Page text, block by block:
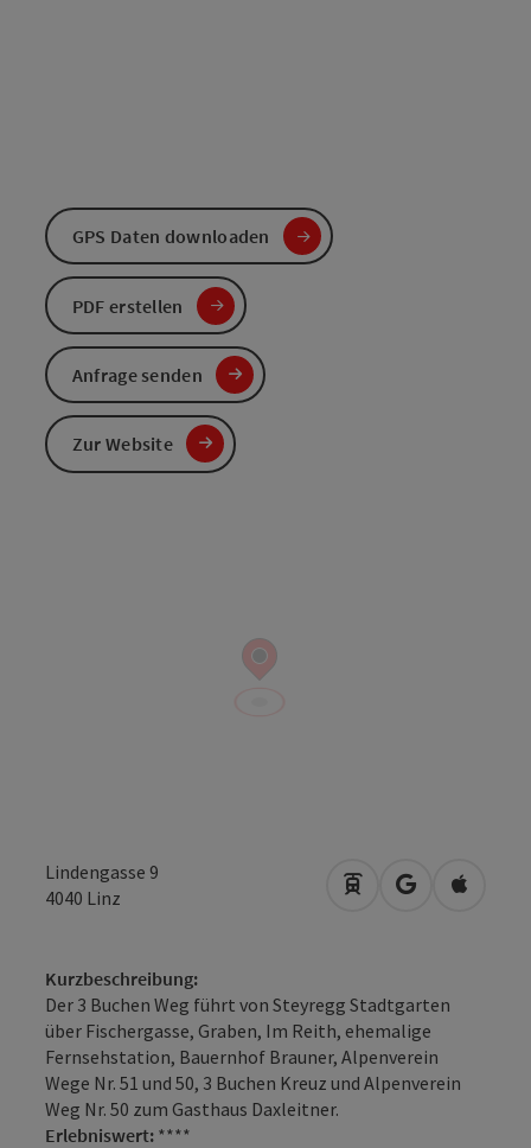
Lindengasse 9
4040 Linz Anreise mit
in Google
in
Kurzbeschreibung:
Der 3 Buchen Weg führt von Steyregg Stadtgarten
über Fischergasse, Graben, Im Reith, ehemalige
Fernsehstation, Bauernhof Brauner, Alpenverein
Wege Nr. 51 und 50, 3 Buchen Kreuz und Alpenverein
Weg Nr. 50 zum Gasthaus Daxleitner.
Erlebniswert: ****
GPS Daten downloaden
PDF erstellen
Anfrage senden
Zur Website